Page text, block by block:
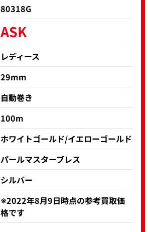
80318G
ASK
レディース
29mm
自動巻き
100m
ホワイトゴールド/イエローゴールド
パールマスターブレス
シルバー
※2022年8月9日時点の参考買取価
格です